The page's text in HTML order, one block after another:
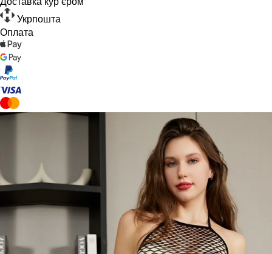
Укрпошта
Оплата